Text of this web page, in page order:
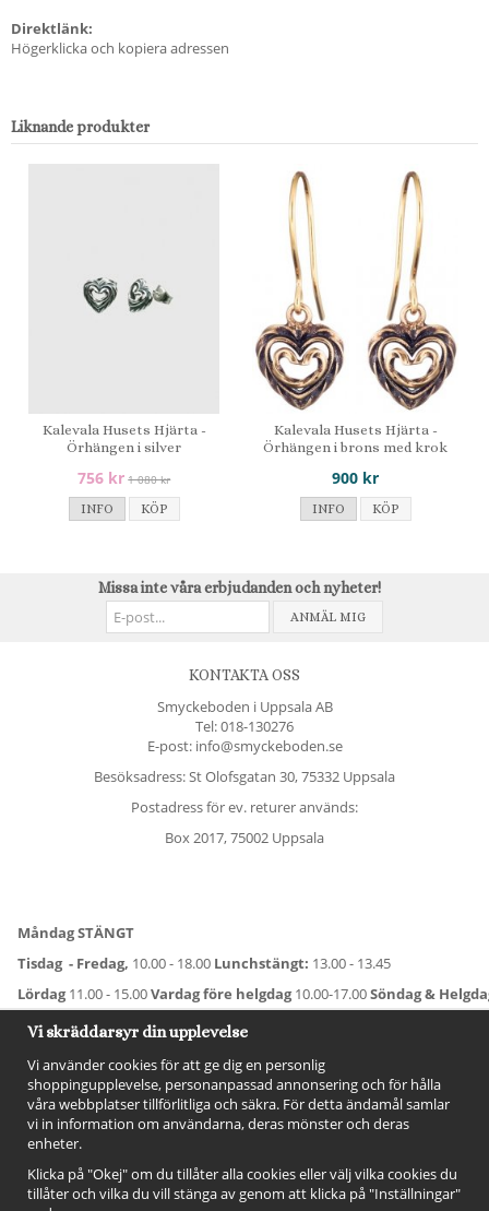
Direktlänk:
Högerklicka och kopiera adressen
Liknande produkter
Kalevala Husets Hjärta -
Örhängen i silver
756 kr 1 080 kr
INFO
KÖP
Kalevala Husets Hjärta -
Örhängen i brons med krok
900 kr
INFO KÖP
Missa inte våra erbjudanden och nyheter!
ANMÄL MIG
KONTAKTA OSS
Smyckeboden i Uppsala AB
Tel:018-130276
E-post: info@smyckeboden.se
Besöksadress: St Olofsgatan 30, 75332 Uppsala
Postadress för ev. returer används:
Box 2017, 75002 Uppsala
Måndag STÄNGT
Tisdag - Fredag, 10.00 - 18.00 Lunchstängt: 13.00 - 13.45
Lördag11.00 - 15.00Vardag före helgdag10.00-17.00Söndag &
För avvikande öppettider:Titta här
Vi skräddarsyr din upplevelse
Vi använder cookies för att ge dig en personlig
shoppingupplevelse, personanpassad annonsering och för hålla
våra webbplatser tillförlitliga och säkra. För detta ändamål samlar
vi in information om användarna, deras mönster och deras
enheter.
Klicka på "Okej" om du tillåter alla cookies eller välj vilka cookies du
tillåter och vilka du vill stänga av genom att klicka på "Inställningar"